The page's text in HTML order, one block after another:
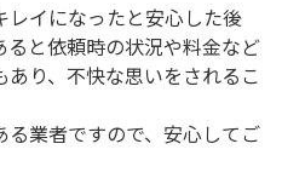
レイになったと安心した後
と依頼時の状況や料金など
り、不快な思いをされるこ
業者ですので、安心してご